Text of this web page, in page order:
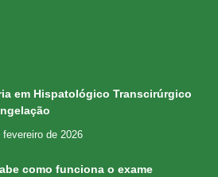
em Hispatológico Transcirúrgico
fevereiro de 2026
como funciona o exame